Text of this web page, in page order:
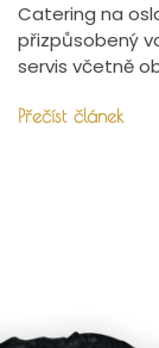
Catering na
přizpůsobený
servis včetně
Přečíst článek